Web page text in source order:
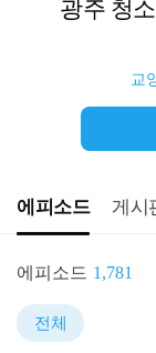
광주 청
교
에피소드 게시
에피소드 1,781
전체